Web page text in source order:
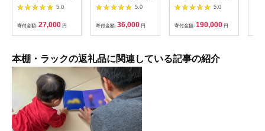
製《1cmピッチで棚
板調整できて仕切り金
具付！可愛いシンプル
なデザイン》
[aw053-b001]
5.0
寄付金額: 27,000 円
高さ180cm ダークブ
ラウン オープンラッ
ク シェルフ 書棚 大容
量 シンプル 木製 A4
事務所 壁面収納 ドラ
W450
AKU104390103
5.0
寄付金額: 36,000 円
納 棚 収納家具 モダン
デザイン【ホワイト】
| 家具 ファニチャー
人気 おすすめ 送料無
料
5.0
寄付金額: 190,000 円
本棚・ラックの返礼品に関連している記事の紹介